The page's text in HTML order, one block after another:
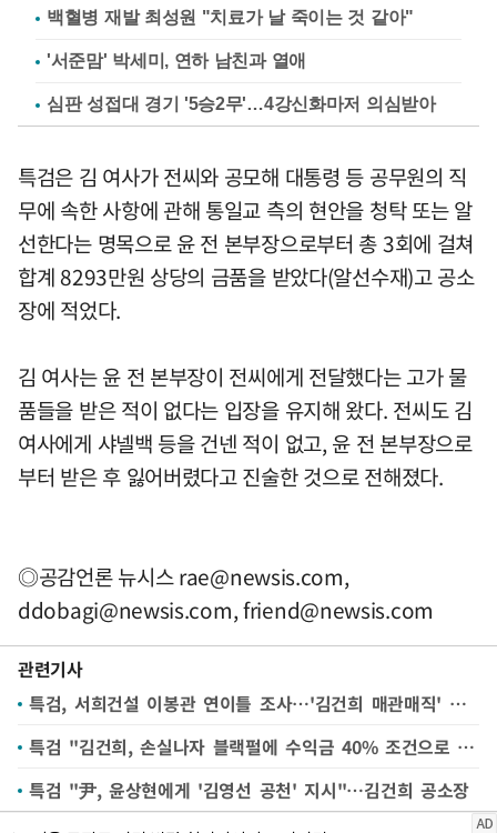
백혈병 재발 최성원 "치료가 날 죽이는 것 같아"
'서준맘' 박세미, 연하 남친과 열애
심판 성접대 경기 '5승2무'…4강신화마저 의심받아
특검은 김 여사가 전씨와 공모해 대통령 등 공무원의 직
무에 속한 사항에 관해 통일교 측의 현안을 청탁 또는 알
선한다는 명목으로 윤 전 본부장으로부터 총 3회에 걸쳐
합계 8293만원 상당의 금품을 받았다(알선수재)고 공소
장에 적었다.
김 여사는 윤 전 본부장이 전씨에게 전달했다는 고가 물
품들을 받은 적이 없다는 입장을 유지해 왔다. 전씨도 김
여사에게 샤넬백 등을 건넨 적이 없고, 윤 전 본부장으로
부터 받은 후 잃어버렸다고 진술한 것으로 전해졌다.
◎공감언론 뉴시스rae@newsis.com,
ddobagi@newsis.com,friend@newsis.com
관련기사
특검, 서희건설 이봉관 연이틀 조사…'김건희 매관매직' 추궁
특검 "김건희, 손실나자 블랙펄에 수익금 40% 조건으로 재범행"
특검 "尹, 윤상현에게 '김영선 공천' 지시"…김건희 공소장